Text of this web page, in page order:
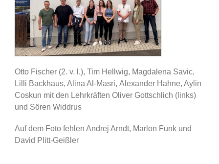
Otto Fischer (2. v. l.), Tim Hellwig, Magdalena Savic,
Lilli Backhaus, Alina Al-Masri, Alexander Hahne, Aylin
Coskun mit den Lehrkräften Oliver Gottschlich (links)
und Sören Widdrus
Auf dem Foto fehlen Andrej Arndt, Marlon Funk und
David Plitt-Geißler